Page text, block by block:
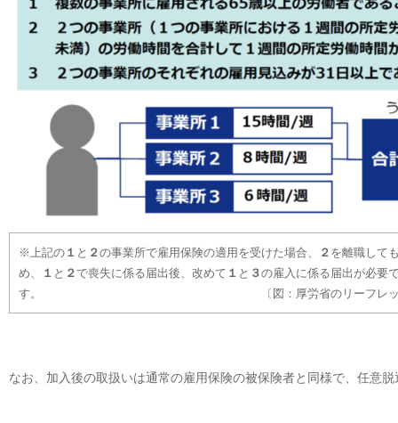
※上記の １ と ２の事業所で雇用保険の適用を受けた場合、 ２ を離職して
め、
１ と ２ で喪失に係る届出後、改めて １ と ３の雇入に係る届出が必要
す。 〔図：厚労省のリーフレット
なお、加入後の取扱いは通常の雇用保険の被保険者と同様で、任意